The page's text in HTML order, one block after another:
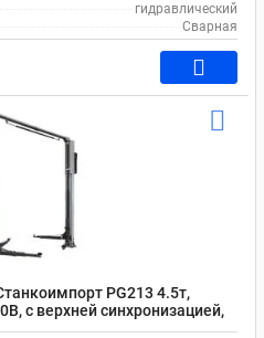
гидравлический
Сварная
PG213 4.5т,
с верхней синхронизацией,